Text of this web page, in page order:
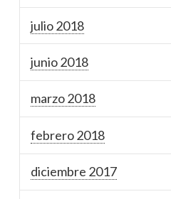
julio 2018
junio 2018
marzo 2018
febrero 2018
diciembre 2017